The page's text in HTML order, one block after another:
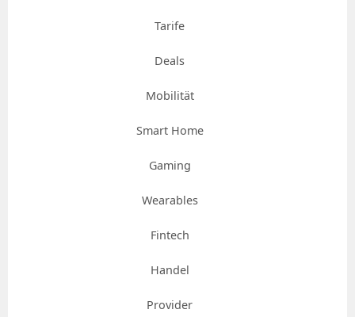
Tarife
Deals
Mobilität
Smart Home
Gaming
Wearables
Fintech
Handel
Provider